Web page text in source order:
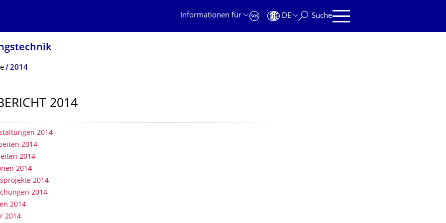
Informationen für
DE Suche
2014
2014
2014
2014
2014
2014
2014
2014
2014
2014